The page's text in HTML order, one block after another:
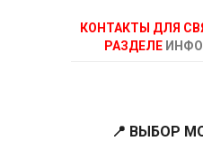
КОНТАКТЫ ДЛЯ
РАЗДЕЛЕ
📍 ВЫБОР